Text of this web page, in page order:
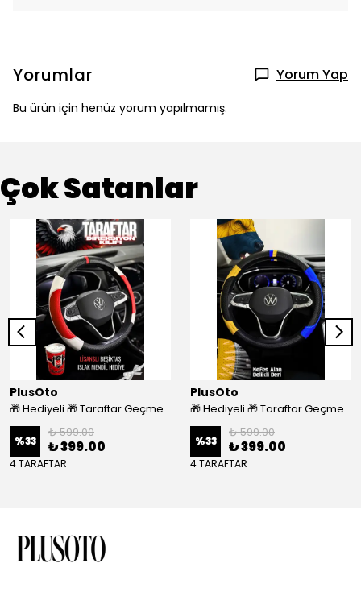
Yorumlar Yorum Yap
Bu ürün için henüz yorum yapılmamış.
Çok Satanlar
PlusOto
🎁 Hediyeli 🎁 Taraftar Geçmeli Direksiyon Kılıfı - BEŞİKTAŞ
%33
₺ 599.00
₺ 399.00
4 TARAFTAR
PlusOto
🎁 Hediyeli 🎁 Taraftar Geçmeli Direksiyon Kılıfı - FENERBAHÇE
%33
₺ 599.00
₺ 399.00
4 TARAFTAR